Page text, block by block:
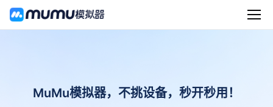
MuMu模拟器，不挑设备，秒开秒用！